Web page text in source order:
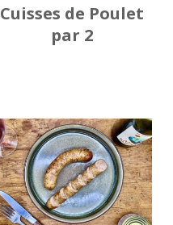
Cuisses de Poulet
par 2